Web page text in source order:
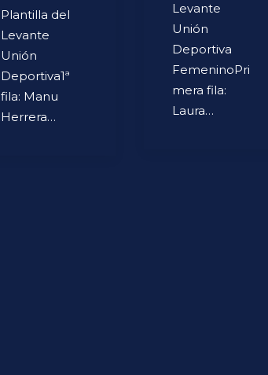
Plantilla del
Levante
Unión
Deportiva1ª
fila: Manu
Herrera…
Levante
Unión
Deportiva
FemeninoPri
mera fila:
Laura…